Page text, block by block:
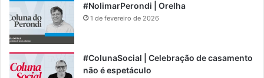
#NolimarPerondi | Orelha
1 de fevereiro de 2026
#ColunaSocial | Celebração de casamento
não é espetáculo